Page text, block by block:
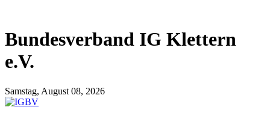
Bundesverband IG Klettern
e.V.
Samstag, August 08, 2026